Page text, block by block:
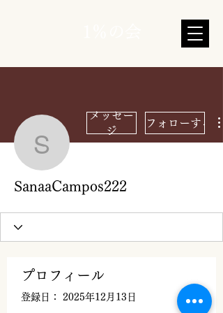
メッセー
ジ
フォローする
SanaaCampos222
プロフィール
登録日： 2025年12月13日